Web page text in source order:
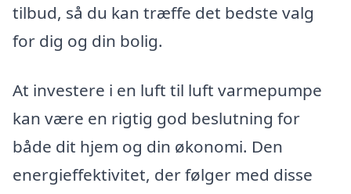
tilbud, så du kan træffe det bedste valg
for dig og din bolig.
At investere i en luft til luft varmepumpe
kan være en rigtig god beslutning for
både dit hjem og din økonomi. Den
energieffektivitet, der følger med disse